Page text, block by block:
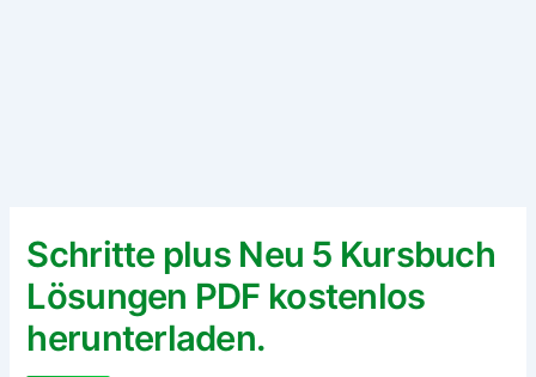
Schritte plus Neu 5 Kursbuch
Lösungen PDF kostenlos
herunterladen.